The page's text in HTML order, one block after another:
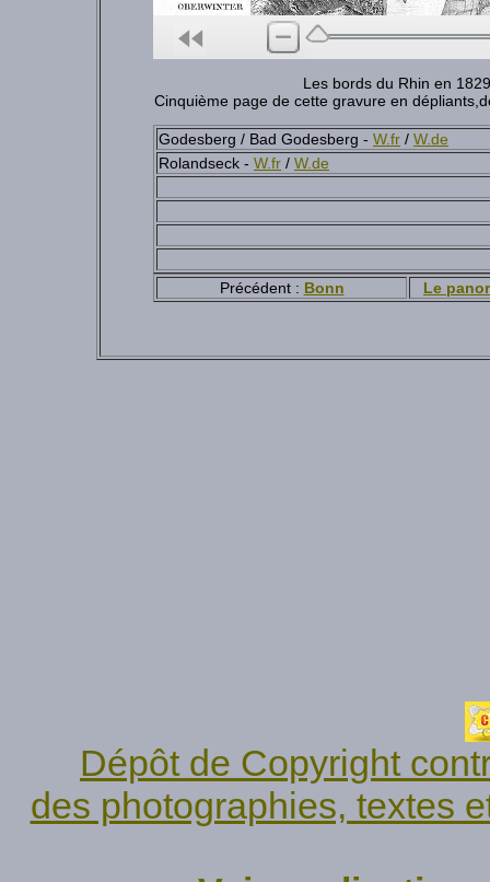
Les bords du Rhin en
Cinquième page de cette gravure en
Godesberg / Bad Godesberg - W.fr / W.de
Rolandseck - W.fr / W.de
Précédent : Bonn Le
Dépôt de Copyright
des photographies, textes